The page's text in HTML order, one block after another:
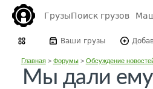
ГрузыПоиск грузов
Ваши грузы
Главная> Форумы> Обсуждение
Мы дали ему